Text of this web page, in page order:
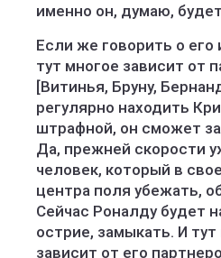
именно он, думаю,
Если же говорить о его
тут многое зависит от
[Витинья, Бруну,
регулярно находить
штрафной, он сможет
Да, прежней скорости
человек, который в
центра поля убежать,
Сейчас Роналду будет
острие, замыкать. И
зависит от его